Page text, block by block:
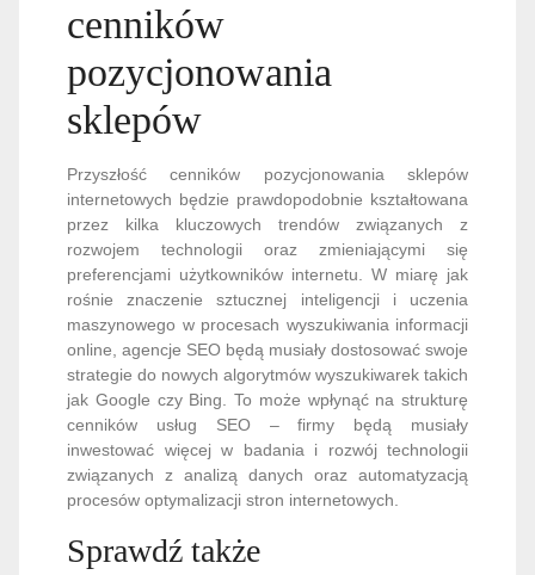
cenników
pozycjonowania
sklepów
Przyszłość cenników pozycjonowania sklepów
internetowych będzie prawdopodobnie kształtowana
przez kilka kluczowych trendów związanych z
rozwojem technologii oraz zmieniającymi się
preferencjami użytkowników internetu. W miarę jak
rośnie znaczenie sztucznej inteligencji i uczenia
maszynowego w procesach wyszukiwania informacji
online, agencje SEO będą musiały dostosować swoje
strategie do nowych algorytmów wyszukiwarek takich
jak Google czy Bing. To może wpłynąć na strukturę
cenników usług SEO – firmy będą musiały
inwestować więcej w badania i rozwój technologii
związanych z analizą danych oraz automatyzacją
procesów optymalizacji stron internetowych.
Sprawdź także